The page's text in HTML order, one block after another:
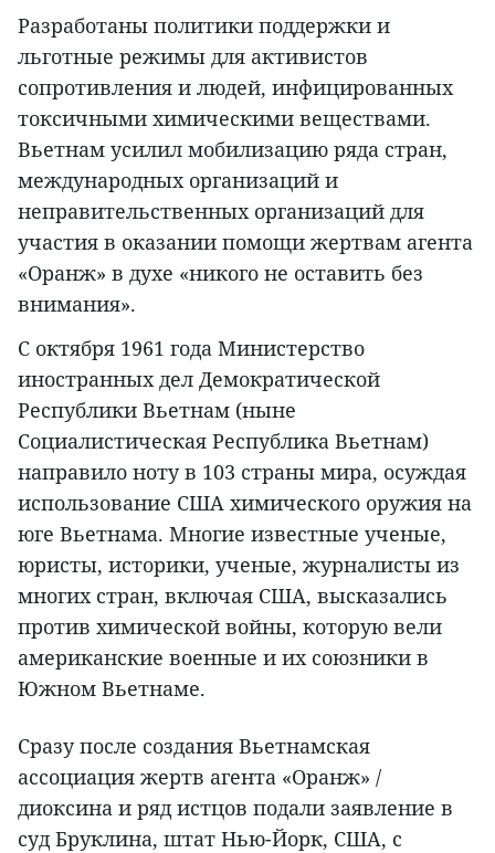
Разработаны политики поддержки и
льготные режимы для активистов
сопротивления и людей, инфицированных
токсичными химическими веществами.
Вьетнам усилил мобилизацию ряда стран,
международных организаций и
неправительственных организаций для
участия в оказании помощи жертвам агента
«Оранж» в духе «никого не оставить без
внимания».
С октября 1961 года Министерство
иностранных дел Демократической
Республики Вьетнам (ныне
Социалистическая Республика Вьетнам)
направило ноту в 103 страны мира, осуждая
использование США химического оружия на
юге Вьетнама. Многие известные ученые,
юристы, историки, ученые, журналисты из
многих стран, включая США, высказались
против химической войны, которую вели
американские военные и их союзники в
Южном Вьетнаме.
Сразу после создания Вьетнамская
ассоциация жертв агента «Оранж» /
диоксина и ряд истцов подали заявление в
суд Бруклина, штат Нью-Йорк, США, с